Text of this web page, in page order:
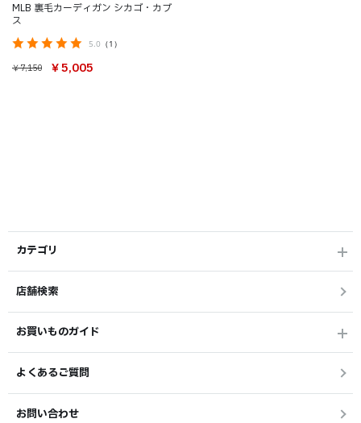
MLB 裏毛カーディガン シカゴ・カブ
ス
5.0 （1）
￥7,150 ￥5,005
カテゴリ
店舗検索
お買いものガイド
よくあるご質問
お問い合わせ